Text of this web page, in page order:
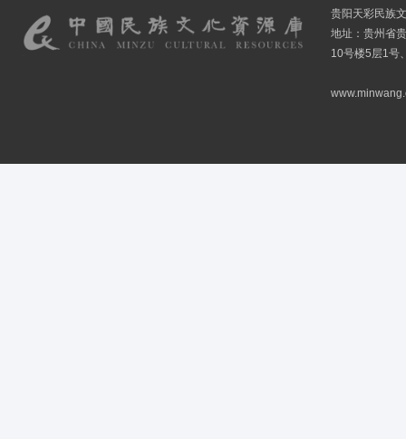
贵阳天彩民族
地址：贵州省
10号楼5层1号